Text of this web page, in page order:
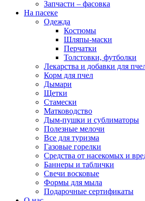
Запчасти – фасовка
На пасеке
Одежда
Костюмы
Шляпы-маски
Перчатки
Толстовки, футболки
Лекарства и добавки для
Корм для пчел
Дымари
Щетки
Стамески
Матководство
Дым-пушки и сублиматоры
Полезные мелочи
Все для туризма
Газовые горелки
Средства от насекомых и
Баннеры и таблички
Свечи восковые
Формы для мыла
Подарочные сертификаты